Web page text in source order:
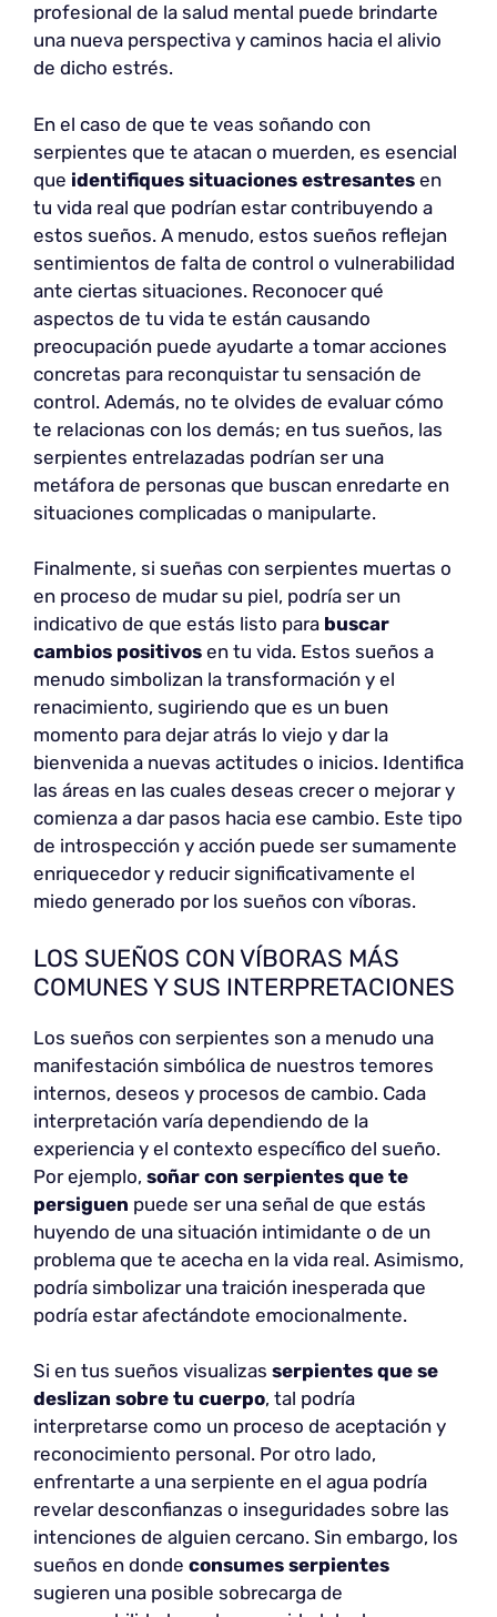
profesional de la salud mental puede brindarte
una nueva perspectiva y caminos hacia el alivio
de dicho estrés.
En el caso de que te veas soñando con
serpientes que te atacan o muerden, es esencial
que identifiques situaciones estresantes en
tu vida real que podrían estar contribuyendo a
estos sueños. A menudo, estos sueños reflejan
sentimientos de falta de control o vulnerabilidad
ante ciertas situaciones. Reconocer qué
aspectos de tu vida te están causando
preocupación puede ayudarte a tomar acciones
concretas para reconquistar tu sensación de
control. Además, no te olvides de evaluar cómo
te relacionas con los demás; en tus sueños, las
serpientes entrelazadas podrían ser una
metáfora de personas que buscan enredarte en
situaciones complicadas o manipularte.
Finalmente, si sueñas con serpientes muertas o
en proceso de mudar su piel, podría ser un
indicativo de que estás listo para buscar
cambios positivos en tu vida. Estos sueños a
menudo simbolizan la transformación y el
renacimiento, sugiriendo que es un buen
momento para dejar atrás lo viejo y dar la
bienvenida a nuevas actitudes o inicios. Identifica
las áreas en las cuales deseas crecer o mejorar y
comienza a dar pasos hacia ese cambio. Este tipo
de introspección y acción puede ser sumamente
enriquecedor y reducir significativamente el
miedo generado por los sueños con víboras.
LOS SUEÑOS CON VÍBORAS MÁS
COMUNES Y SUS INTERPRETACIONES
Los sueños con serpientes son a menudo una
manifestación simbólica de nuestros temores
internos, deseos y procesos de cambio. Cada
interpretación varía dependiendo de la
experiencia y el contexto específico del sueño.
Por ejemplo, soñar con serpientes que te
persiguen puede ser una señal de que estás
huyendo de una situación intimidante o de un
problema que te acecha en la vida real. Asimismo,
podría simbolizar una traición inesperada que
podría estar afectándote emocionalmente.
Si en tus sueños visualizas serpientes que se
deslizan sobre tu cuerpo, tal podría
interpretarse como un proceso de aceptación y
reconocimiento personal. Por otro lado,
enfrentarte a una serpiente en el agua podría
revelar desconfianzas o inseguridades sobre las
intenciones de alguien cercano. Sin embargo, los
sueños en donde consumes serpientes
sugieren una posible sobrecarga de